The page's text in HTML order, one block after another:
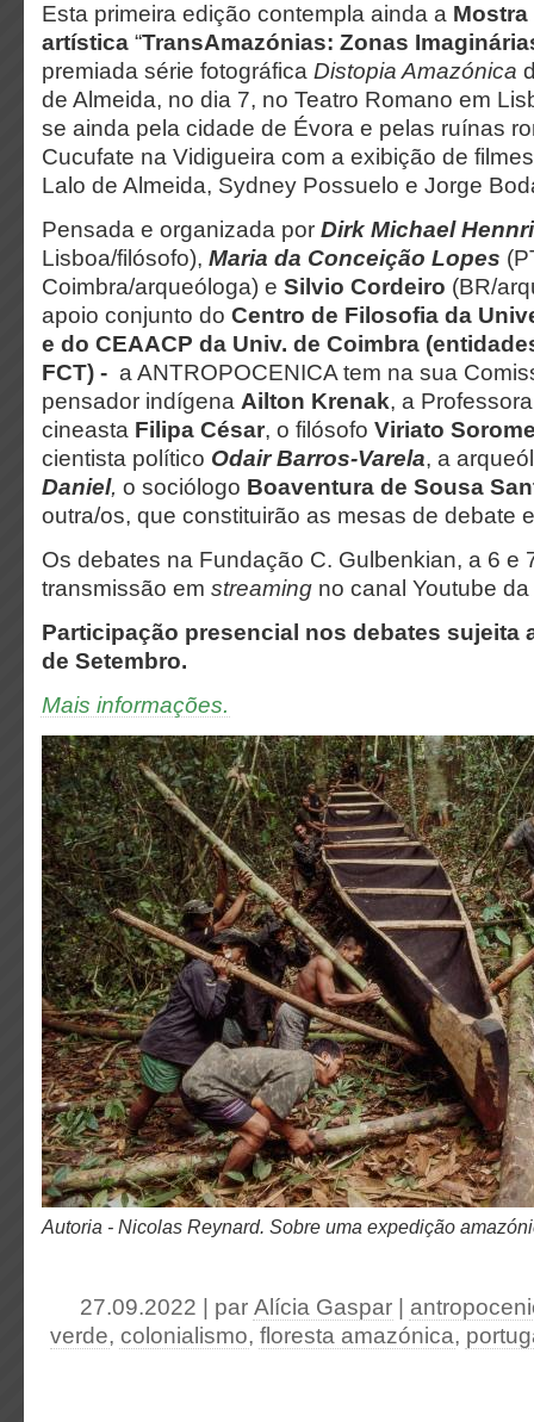
Esta primeira edição contempla ainda a Mostra
artística “TransAmazónias: Zonas
premiada série fotográfica Distopia Amazónica
de Almeida, no dia 7, no Teatro Romano em
se ainda pela cidade de Évora e pelas ruínas
Cucufate na Vidigueira com a exibição de
Lalo de Almeida, Sydney Possuelo e Jorge
Pensada e organizada por Dirk Michael
Lisboa/filósofo), Maria da Conceição Lopes
Coimbra/arqueóloga) e Silvio Cordeiro (BR/
apoio conjunto do Centro de Filosofia da
e do CEAACP da Univ. de Coimbra
FCT) - a ANTROPOCENICA tem na sua
pensador indígena Ailton Krenak, a
cineasta Filipa César, o filósofo Viriato
cientista político Odair Barros-Varela, a
Daniel, o sociólogo Boaventura de Sousa
outra/os, que constituirão as mesas de debate
Os debates na Fundação C. Gulbenkian, a 6 e
transmissão em streaming no canal Youtube
Participação presencial nos debates sujeita
de Setembro.
Mais informações.
Autoria - Nicolas Reynard. Sobre uma expedição
27.09.2022 | par Alícia Gaspar
verde, colonialismo, floresta amazónica,